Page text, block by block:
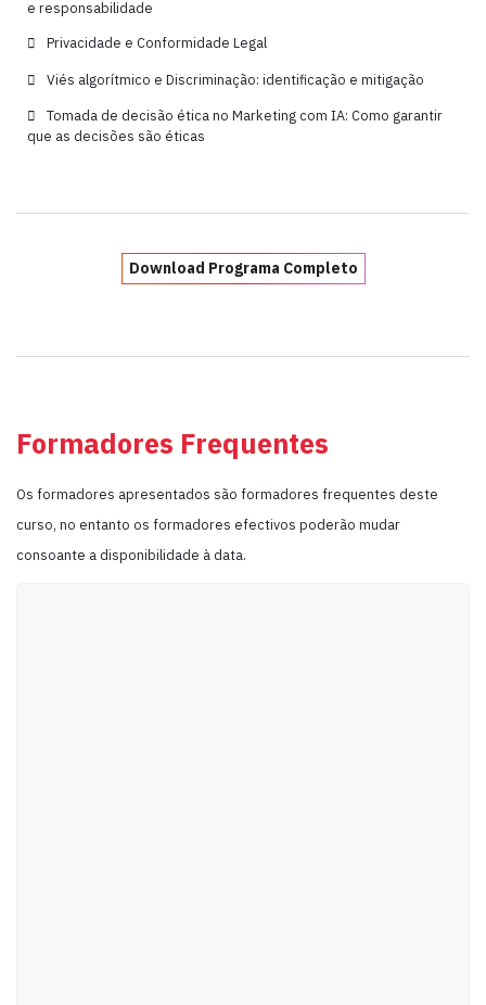
e responsabilidade
Privacidade e Conformidade Legal
Viés algorítmico e Discriminação: identificação e mitigação
Tomada de decisão ética no Marketing com IA: Como garantir
que as decisões são éticas
Download Programa Completo
Formadores Frequentes
Os formadores apresentados são formadores frequentes deste
curso, no entanto os formadores efectivos poderão mudar
consoante a disponibilidade à data.